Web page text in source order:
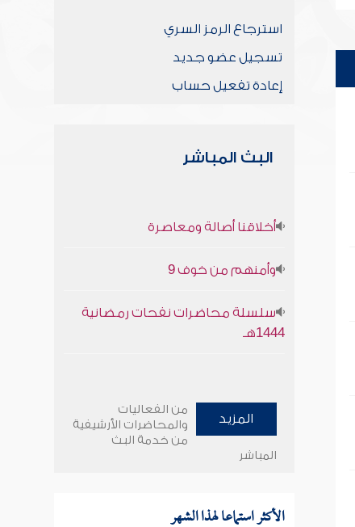
استرجاع الرمز السري
تسجيل عضو جديد
إعادة تفعيل حساب
البث المباشر
أخلاقنا أصالة ومعاصرة
وأمنهم من خوف 9
سلسلة محاضرات نفحات رمضانية
1444هـ
المزيد
من الفعاليات
والمحاضرات الأرشيفية
من خدمة البث
المباشر
الأكثر استماعا لهذا الشهر